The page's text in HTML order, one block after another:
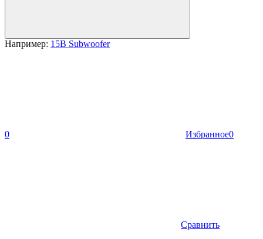
Например: 15B Subwoofer
0 Избранное0
Сравнить